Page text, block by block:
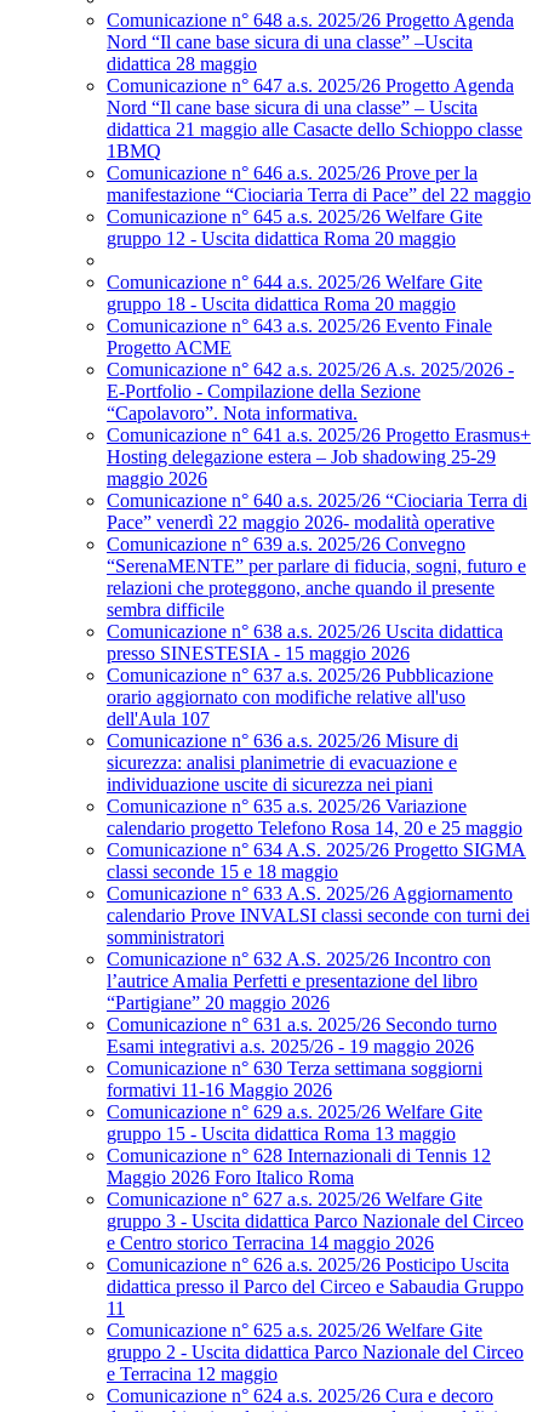
Comunicazione n° 648 a.s. 2025/26 Progetto Agenda
Nord “Il cane base sicura di una classe” –Uscita
didattica 28 maggio
Comunicazione n° 647 a.s. 2025/26 Progetto Agenda
Nord “Il cane base sicura di una classe” – Uscita
didattica 21 maggio alle Casacte dello Schioppo classe
1BMQ
Comunicazione n° 646 a.s. 2025/26 Prove per la
manifestazione “Ciociaria Terra di Pace” del 22 maggio
Comunicazione n° 645 a.s. 2025/26 Welfare Gite
gruppo 12 - Uscita didattica Roma 20 maggio
Comunicazione n° 644 a.s. 2025/26 Welfare Gite
gruppo 18 - Uscita didattica Roma 20 maggio
Comunicazione n° 643 a.s. 2025/26 Evento Finale
Progetto ACME
Comunicazione n° 642 a.s. 2025/26 A.s. 2025/2026 -
E-Portfolio - Compilazione della Sezione
“Capolavoro”. Nota informativa.
Comunicazione n° 641 a.s. 2025/26 Progetto Erasmus+
Hosting delegazione estera – Job shadowing 25-29
maggio 2026
Comunicazione n° 640 a.s. 2025/26 “Ciociaria Terra di
Pace” venerdì 22 maggio 2026- modalità operative
Comunicazione n° 639 a.s. 2025/26 Convegno
“SerenaMENTE” per parlare di fiducia, sogni, futuro e
relazioni che proteggono, anche quando il presente
sembra difficile
Comunicazione n° 638 a.s. 2025/26 Uscita didattica
presso SINESTESIA - 15 maggio 2026
Comunicazione n° 637 a.s. 2025/26 Pubblicazione
orario aggiornato con modifiche relative all'uso
dell'Aula 107
Comunicazione n° 636 a.s. 2025/26 Misure di
sicurezza: analisi planimetrie di evacuazione e
individuazione uscite di sicurezza nei piani
Comunicazione n° 635 a.s. 2025/26 Variazione
calendario progetto Telefono Rosa 14, 20 e 25 maggio
Comunicazione n° 634 A.S. 2025/26 Progetto SIGMA
classi seconde 15 e 18 maggio
Comunicazione n° 633 A.S. 2025/26 Aggiornamento
calendario Prove INVALSI classi seconde con turni dei
somministratori
Comunicazione n° 632 A.S. 2025/26 Incontro con
l’autrice Amalia Perfetti e presentazione del libro
“Partigiane” 20 maggio 2026
Comunicazione n° 631 a.s. 2025/26 Secondo turno
Esami integrativi a.s. 2025/26 - 19 maggio 2026
Comunicazione n° 630 Terza settimana soggiorni
formativi 11-16 Maggio 2026
Comunicazione n° 629 a.s. 2025/26 Welfare Gite
gruppo 15 - Uscita didattica Roma 13 maggio
Comunicazione n° 628 Internazionali di Tennis 12
Maggio 2026 Foro Italico Roma
Comunicazione n° 627 a.s. 2025/26 Welfare Gite
gruppo 3 - Uscita didattica Parco Nazionale del Circeo
e Centro storico Terracina 14 maggio 2026
Comunicazione n° 626 a.s. 2025/26 Posticipo Uscita
didattica presso il Parco del Circeo e Sabaudia Gruppo
11
Comunicazione n° 625 a.s. 2025/26 Welfare Gite
gruppo 2 - Uscita didattica Parco Nazionale del Circeo
e Terracina 12 maggio
Comunicazione n° 624 a.s. 2025/26 Cura e decoro